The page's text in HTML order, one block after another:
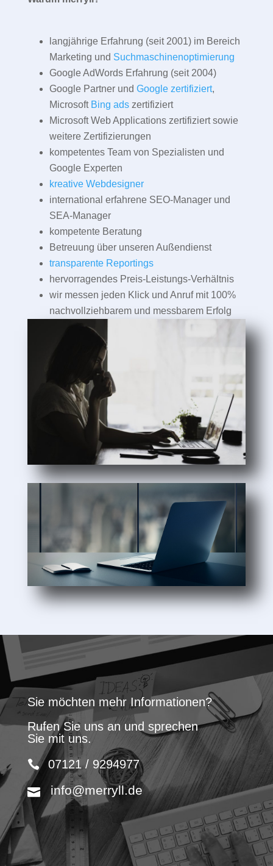
langjährige Erfahrung (seit 2001) im Bereich
Marketing und Suchmaschinenoptimierung
Google AdWords Erfahrung (seit 2004)
Google Partner und Google zertifiziert,
Microsoft Bing adszertifiziert
Microsoft Web Applications zertifiziert sowie
weitere Zertifizierungen
kompetentes Team von Spezialisten und
Google Experten
kreative Webdesigner
international erfahrene SEO-Manager und
SEA-Manager
kompetente Beratung
Betreuung über unseren Außendienst
transparente Reportings
hervorragendes Preis-Leistungs-Verhältnis
wir messen jeden Klick und Anruf mit 100%
nachvollziehbarem und messbarem Erfolg
Sie möchten mehr Informationen?
Rufen Sie uns an und sprechen
Sie mit uns.
07121 / 9294977
info@merryll.de